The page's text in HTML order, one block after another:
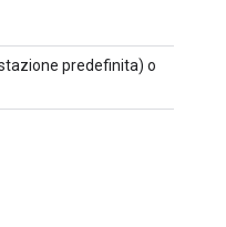
predefinita) o